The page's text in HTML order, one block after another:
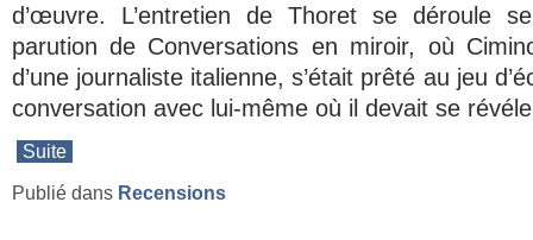
d’œuvre. L’entretien de Thoret se déroule
parution de Conversations en miroir, où
d’une journaliste italienne, s’était prêté au jeu
conversation avec lui-même où il devait se
Suite
Publié dans Recensions